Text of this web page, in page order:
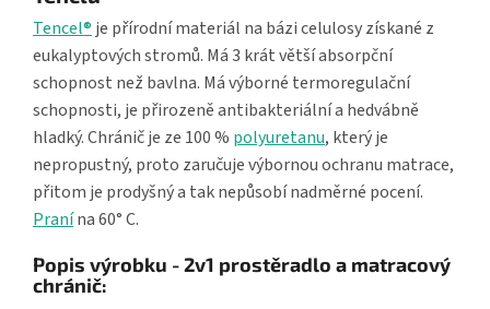
Tencel® je přírodní materiál na bázi celulosy získané z
eukalyptových stromů. Má 3 krát větší absorpční
schopnost než bavlna. Má výborné termoregulační
schopnosti, je přirozeně antibakteriální a hedvábně
hladký. Chránič je ze 100 % polyuretanu, který je
nepropustný, proto zaručuje výbornou ochranu matrace,
přitom je prodyšný a tak nepůsobí nadměrné pocení.
Pranína 60° C.
Popis výrobku - 2v1 prostěradlo a matracový
chránič: